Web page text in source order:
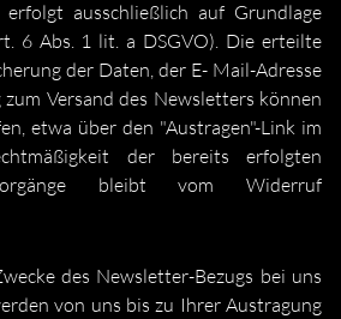
erfolgt ausschließlich auf Grundlage
6 Abs. 1 lit. a DSGVO). Die erteilte
der Daten, der E- Mail-Adresse
Versand des Newsletters können
etwa über den "Austragen"-Link im
der bereits erfolgten
bleibt vom Widerruf
des Newsletter-Bezugs bei uns
von uns bis zu Ihrer Austragung